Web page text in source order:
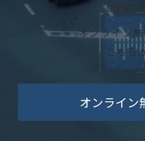
オンライン
こちら
オンライン